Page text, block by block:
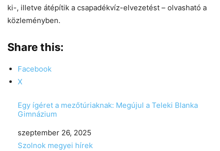
ki-, illetve átépítik a csapadékvíz-elvezetést – olvasható a
közleményben.
Share this:
Facebook
X
Egy ígéret a mezőtúriaknak: Megújul a Teleki Blanka
Gimnázium
Date
szeptember 26, 2025
In relation to
Szolnok megyei hírek